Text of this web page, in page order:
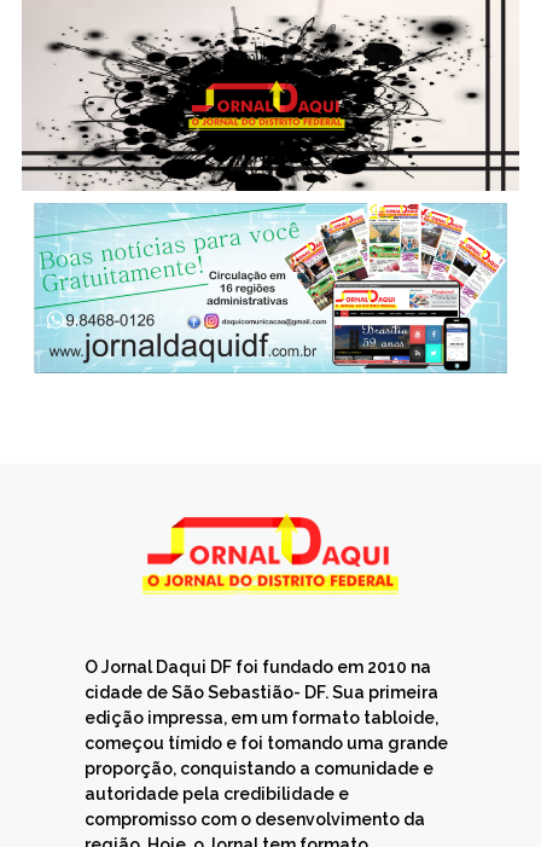
O Jornal Daqui DF foi fundado em 2010 na
cidade de São Sebastião- DF. Sua primeira
edição impressa, em um formato tabloide,
começou tímido e foi tomando uma grande
proporção, conquistando a comunidade e
autoridade pela credibilidade e
compromisso com o desenvolvimento da